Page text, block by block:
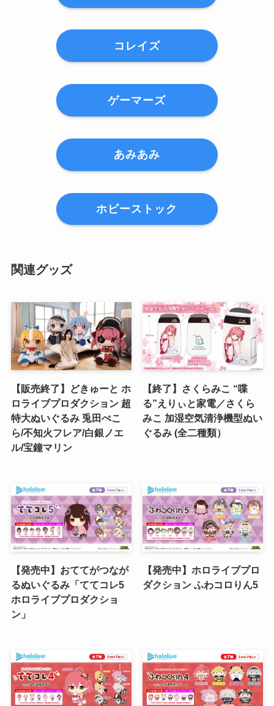
コレイズ
ゲーマーズ
あみあみ
ホビーストック
関連グッズ
【販売終了】どきゅーと ホ
ロライブプロダクション 超
特大ぬいぐるみ 兎田ぺこ
ら/不知火フレア/白銀ノエ
ル/宝鐘マリン
【終了】さくらみこ “喋
る”えりぃと家電／さくら
みこ 加湿空気清浄機型ぬい
ぐるみ (全二種類）
【発売中】おててがつなが
るぬいぐるみ「ててコレ5
ホロライブプロダクショ
ン」
【発売中】ホロライブプロ
ダクション ふわコロりん5